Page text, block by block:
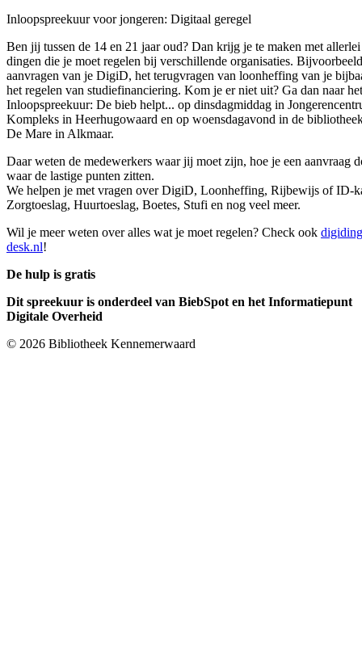
Inloopspreekuur voor jongeren: Digitaal geregel
Ben jij tussen de 14 en 21 jaar oud? Dan krijg je te maken met allerlei
dingen die je moet regelen bij verschillende organisaties.
aanvragen van je DigiD, het terugvragen van loonheffing van je
het regelen van studiefinanciering. Kom je er niet uit? Ga dan naar het
Inloopspreekuur: De bieb helpt... op dinsdagmiddag in
Kompleks in Heerhugowaard en op woensdagavond in de
De Mare in Alkmaar.
Daar weten de medewerkers waar jij moet zijn, hoe je een aanvraag
waar de lastige punten zitten.
We helpen je met vragen over DigiD, Loonheffing, Rijbewijs of ID-
Zorgtoeslag, Huurtoeslag, Boetes, Stufi en nog veel meer.
Wil je meer weten over alles wat je moet regelen? Check ook
desk.nl!
De hulp is gratis
Dit spreekuur is onderdeel van BiebSpot en het Informatiepunt
Digitale Overheid
© 2026 Bibliotheek Kennemerwaard